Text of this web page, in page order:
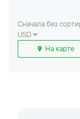
Сначала без
USD
На карте